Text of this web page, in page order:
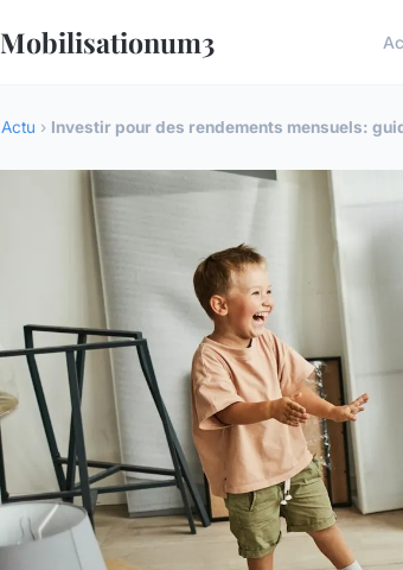
Mobilisationum3
Actu › Investir pour des rendements mensuels: